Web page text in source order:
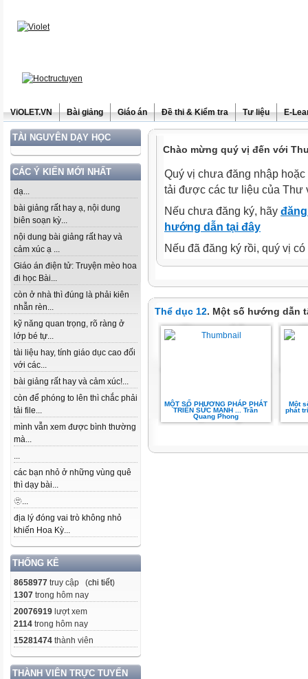
ViOLET.VN Bài giảng Giáo án Đề thi & Kiểm tra Tư liệu E-
TÀI NGUYÊN DẠY HỌC
CÁC Ý KIẾN MỚI NHẤT
dạ...
bài giảng rất hay ạ, nội dung
biên soạn kỳ...
nội dung bài giảng rất hay và
cảm xúc ạ ...
Giáo án điện tử: Truyện mèo hoa
đi học Bài...
còn ở nhà thì đúng là phải kiên
nhẫn rèn...
kỹ năng quan trọng, rõ ràng ở
lớp bé tự...
tài liệu hay, tính giáo dục cao đối
với các...
bài giảng rất hay và cảm xúc!...
còn để phóng to lên thì chắc phải
tải file...
mình vẫn xem được bình thường
mà...
...
các bạn nhỏ ở những vùng quê
thì dạy bài...
🫥...
địa lý đóng vai trò không nhỏ
khiến Hoa Kỳ...
THỐNG KÊ
8658977 truy cập (chi tiết)
1307 trong hôm nay
20076919 lượt xem
2114 trong hôm nay
15281474 thành viên
THÀNH VIÊN TRỰC TUYẾN
Chào mừng quý vị đến với
Quý vị chưa đăng nhập
tải được các tư liệu của Thư
Nếu chưa đăng ký, hãy
hướng dẫn tại đây
Nếu đã đăng ký rồi, quý vị
Thể dục 12. Một số hướng dẫn
MỘT SỐ PHƯƠNG PHÁP PHÁT
TRIỂN SỨC MẠNH ... Trần
Quang Phong
Một
phát